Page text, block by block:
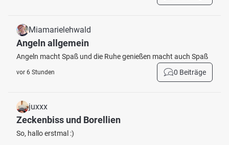
Miamarielehwald
Angeln allgemein
Angeln macht Spaß und die Ruhe genießen macht auch Spaß
vor 6 Stunden 0 Beiträge
juxxx
Zeckenbiss und Borellien
So, hallo erstmal :)